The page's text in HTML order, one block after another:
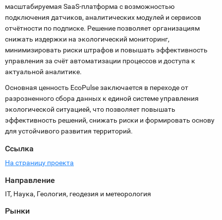
масштабируемая SaaS-платформа с возможностью
подключения датчиков, аналитических модулей и сервисов
отчётности по подписке. Решение позволяет организациям
снижать издержки на экологический мониторинг,
минимизировать риски штрафов и повышать эффективность
управления за счёт автоматизации процессов и доступа к
актуальной аналитике.
Основная ценность EcoPulse заключается в переходе от
разрозненного сбора данных к единой системе управления
экологической ситуацией, что позволяет повышать
эффективность решений, снижать риски и формировать основу
для устойчивого развития территорий.
Ссылка
На страницу проекта
Направление
IT, Наука, Геология, геодезия и метеорология
Рынки